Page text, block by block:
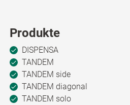
Produkte
DISPENSA
TANDEM
TANDEM side
TANDEM diagonal
TANDEM solo